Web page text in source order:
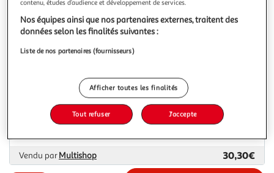
Vendu parParis Prix
Livraison dès 1/2 semaines
Plus d'options
Livraison dès 7/8 jours
4,99€
Vendu parMultishop
30,30€
contenu, études d’audience et développement de services.
Nos équipes ainsi que nos partenaires externes, traitent des
données selon les finalités suivantes :
Liste de nos partenaires (fournisseurs)
Afficher toutes les finalités
Tout refuser J'accepte